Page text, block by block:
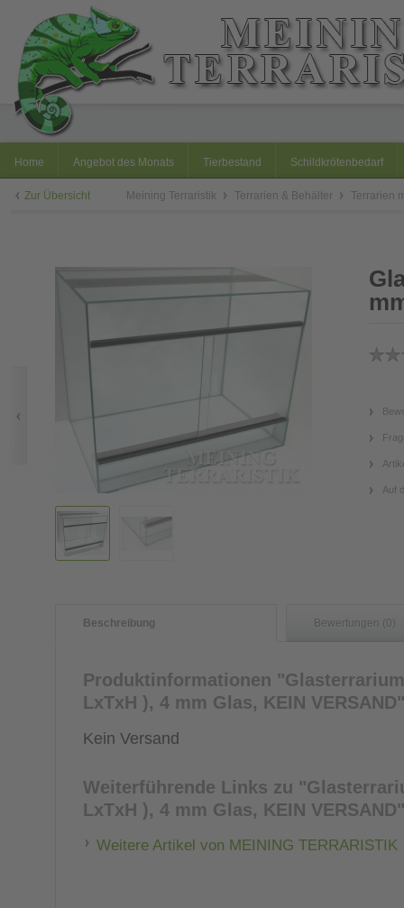
Home Angebot des Monats Tierbestand Schildkrötenbedarf
Zur Übersicht Meining Terraristik Terrarien & Behälter Terrarien
Auf
Beschreibung Bewertungen (0)
Produktinformationen
LxTxH ), 4 mm Glas, KEIN VERSAND"
Kein Versand
Weiterführende Links zu
LxTxH ), 4 mm Glas, KEIN VERSAND"
Weitere Artikel von MEINING TERRARISTIK